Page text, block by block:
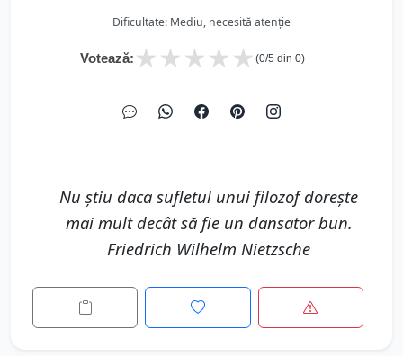
Dificultate: Mediu, necesită atenție
Votează: ★
★
★
★
★ (0/5 din 0)
Nu ştiu daca sufletul unui filozof doreşte
mai mult decât să fie un dansator bun.
Friedrich Wilhelm Nietzsche